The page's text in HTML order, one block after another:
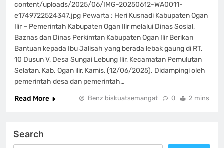
content/uploads/2025/06/IMG-20250612-WA0011-
e1749722524347.jpg Pewarta : Heri Kusnadi Kabupaten Ogan
Ilir – Pemerintah Kabupaten Ogan Ilir melalui Dinas Sosial,
Baznas dan Dinas Perkimtan Kabupaten Ogan Ilir Berikan
Bantuan kepada Ibu Jalisah yang berada lebak gaung di RT.
10 Dusun V, Desa Sungai Lebung Ilir, Kecamatan Pemulutan
Selatan, Kab. Ogan ilir, Kamis, (12/06/2025). Didampingi oleh
pemerintah desa dan pemerintah…
Read More
Benz biskuatsemangat 0 2 mins
Search